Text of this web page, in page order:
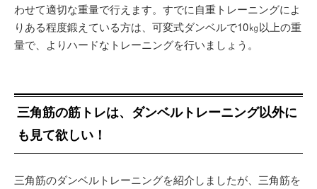
わせて適切な重量で行えます。すでに自重トレーニングによ
りある程度鍛えている方は、可変式ダンベルで10㎏以上の重
量で、よりハードなトレーニングを行いましょう。
三角筋の筋トレは、ダンベルトレーニング以外に
も見て欲しい！
三角筋のダンベルトレーニングを紹介しましたが、三角筋を